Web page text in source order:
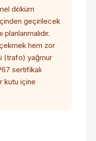
döküm
geçirilecek
hem zor
(trafo) yağmur
sertifikalı
kutu içine